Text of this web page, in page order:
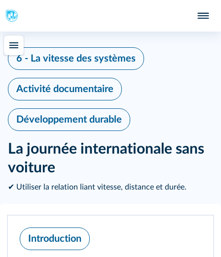
6 - La vitesse des systèmes
Activité documentaire
Développement durable
La journée internationale sans
voiture
✔ Utiliser la relation liant vitesse, distance et durée.
Introduction